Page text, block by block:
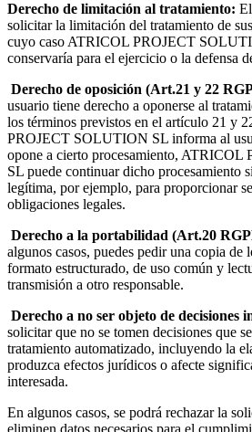
Derecho de limitación al tratamiento:
solicitar la limitación del tratamiento de
cuyo caso ATRICOL PROJECT
conservaría para el ejercicio o la defensa
Derecho de oposición (Art.21 y 22
usuario tiene derecho a oponerse al
los términos previstos en el artículo 21 y
PROJECT SOLUTION SL informa al
opone a cierto procesamiento,
SL puede continuar dicho procesamiento
legítima, por ejemplo, para proporcionar
obligaciones legales.
Derecho a la portabilidad (Art.20
algunos casos, puedes pedir una copia de
formato estructurado, de uso común y
transmisión a otro responsable.
Derecho a no ser objeto de decisiones
solicitar que no se tomen decisiones que
tratamiento automatizado, incluyendo la
produzca efectos jurídicos o afecte
interesada.
En algunos casos, se podrá rechazar la